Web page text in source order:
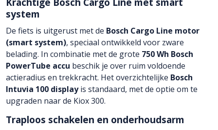
system
De fiets is uitgerust met de Bosch Cargo Line motor
(smart system), speciaal ontwikkeld voor zware
belading. In combinatie met de grote 750 Wh Bosch
PowerTube accu beschik je over ruim voldoende
actieradius en trekkracht. Het overzichtelijke Bosch
Intuvia 100 displayis standaard, met de optie om te
upgraden naar de Kiox 300.
Traploos schakelen en onderhoudsarm